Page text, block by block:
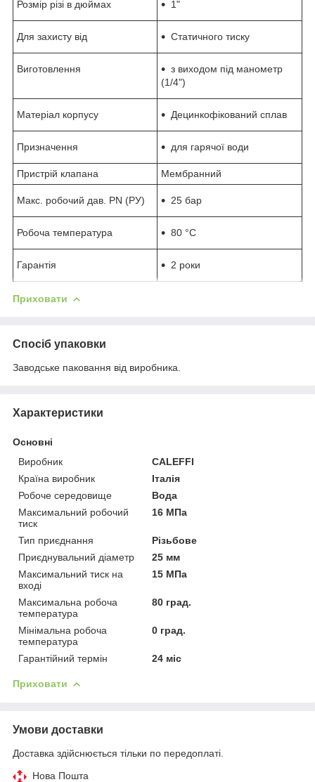
Розмір різі в дюймах 1"
Для захисту від Статичного тиску
Виготовлення
з виходом під манометр
(1/4")
Матеріал корпусу Децинкофікований сплав
Призначення для гарячої води
Пристрій клапана Мембранний
Макс. робочий дав. PN (РУ) 25 бар
Робоча температура 80 °C
Гарантія 2 роки
Приховати
Спосіб упаковки
Заводське паковання від виробника.
Характеристики
Основні
Виробник
CALEFFI
Країна виробник
Італія
Робоче середовище
Вода
Максимальний робочий
тиск
16 МПа
Тип приєднання
Різьбове
Приєднувальний діаметр
25 мм
Максимальний тиск на
вході
15 МПа
Максимальна робоча
температура
80 град.
Мінімальна робоча
температура
0 град.
Гарантійний термін 24 міс
Приховати
Умови доставки
Доставка здійснюється тільки по передоплаті.
Нова Пошта